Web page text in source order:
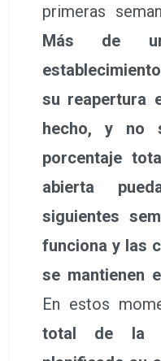
primeras
Más de
su reapertura
hecho, y no
porcentaje
abierta
siguientes
funciona y las
se mantienen
En estos
total de la